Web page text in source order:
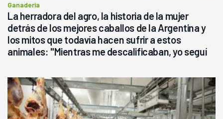
Ganadería
La herradora del agro, la historia de la mujer
detrás de los mejores caballos de la Argentina y
los mitos que todavía hacen sufrir a estos
animales: "Mientras me descalificaban, yo seguí